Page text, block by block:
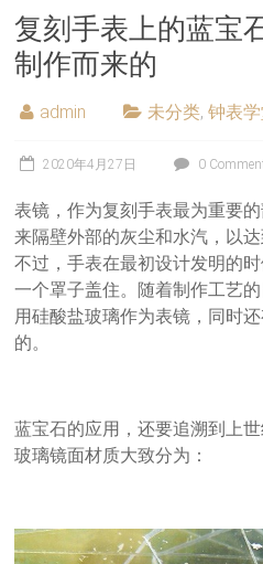
复刻手表上的蓝宝
制作而来的
admin 未分类,钟表
2020年4月27日 0
表镜，作为复刻手表最为重要
来隔壁外部的灰尘和水汽，以
不过，手表在最初设计发明的
一个罩子盖住。随着制作工艺
用硅酸盐玻璃作为表镜，同时
的。
蓝宝石的应用，还要追溯到上
玻璃镜面材质大致分为：